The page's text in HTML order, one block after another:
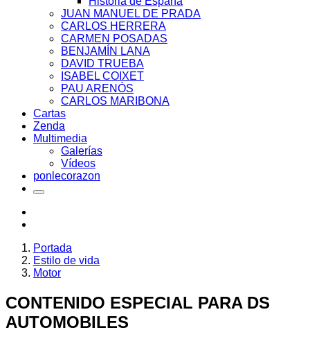
JUAN MANUEL DE PRADA
CARLOS HERRERA
CARMEN POSADAS
BENJAMÍN LANA
DAVID TRUEBA
ISABEL COIXET
PAU ARENÓS
CARLOS MARIBONA
Cartas
Zenda
Multimedia
Galerías
Vídeos
ponlecorazon
Portada
Estilo de vida
Motor
CONTENIDO ESPECIAL PARA DS
AUTOMOBILES